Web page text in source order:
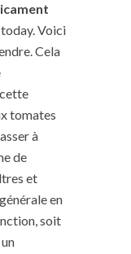
Voici
Cela
tomates
à
de
et
en
soit